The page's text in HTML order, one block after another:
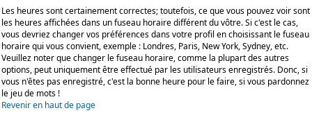
Les heures sont certainement correctes; toutefois, ce que vous pouvez voir sont
les heures affichées dans un fuseau horaire différent du vôtre. Si c'est le cas,
vous devriez changer vos préférences dans votre profil en choisissant le fuseau
horaire qui vous convient, exemple : Londres, Paris, New York, Sydney, etc.
Veuillez noter que changer le fuseau horaire, comme la plupart des autres
options, peut uniquement être effectué par les utilisateurs enregistrés. Donc, si
vous n'êtes pas enregistré, c'est la bonne heure pour le faire, si vous pardonnez
le jeu de mots !
Revenir en haut de page